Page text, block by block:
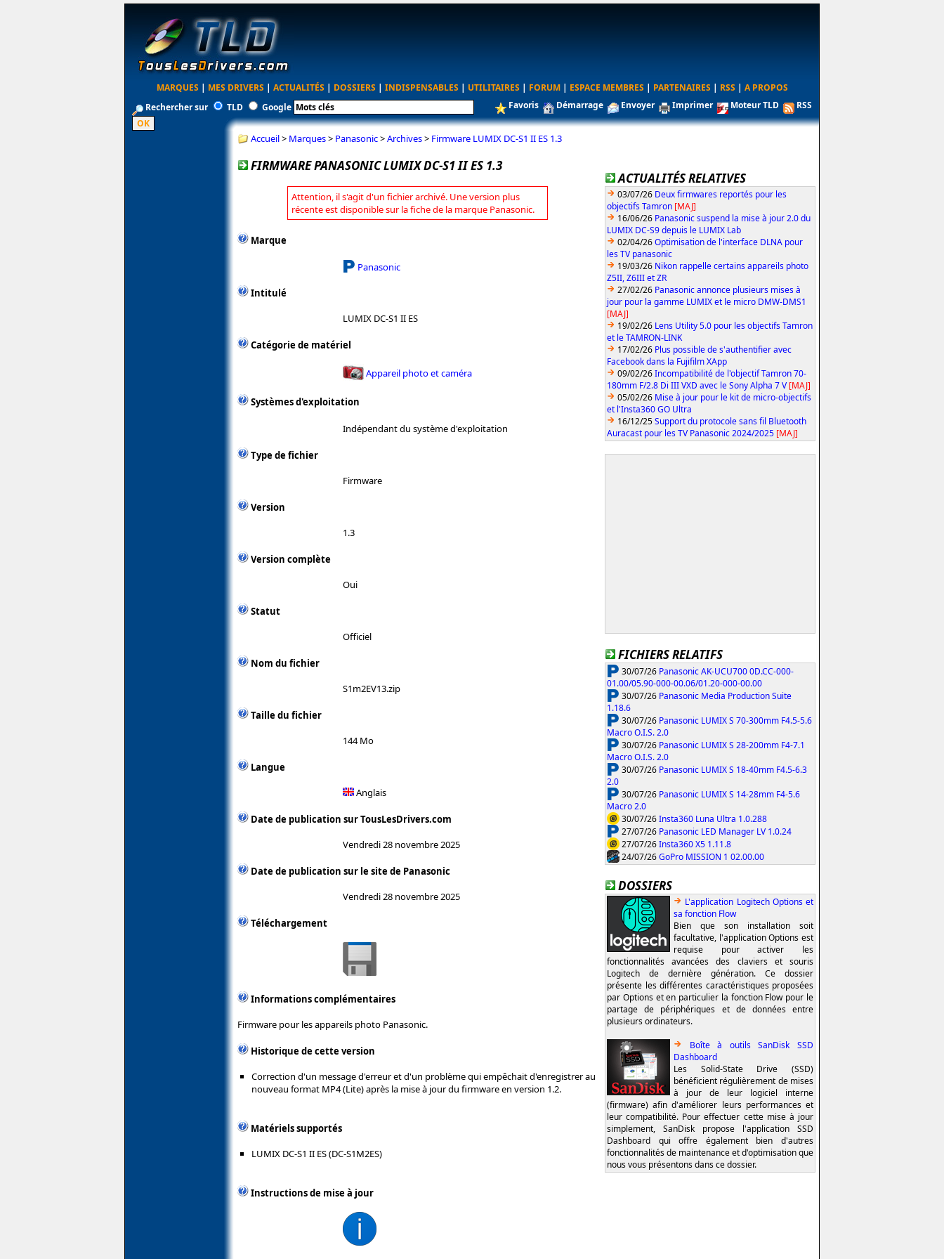
MARQUES | MES DRIVERS | ACTUALITÉS | DOSSIERS | INDISPENSABLES | UTILITAIRES | FORUM | ESPACE MEMBRES | PARTENAIRES | RSS | A PROPOS
Rechercher sur
TLD Google Favoris Démarrage Envoyer Imprimer Moteur TLD RSS
Accueil> Marques> Panasonic>Archives> Firmware LUMIX DC-S1 II ES 1.3
FIRMWARE PANASONIC LUMIX DC-S1 II ES 1.3
Attention, il s'agit d'un fichier archivé. Une version plus
récente est disponible sur la fiche de la marque Panasonic.
Marque
Panasonic
Intitulé
LUMIX DC-S1 II ES
Catégorie de matériel
Appareil photo et caméra
Systèmes d'exploitation
Indépendant du système d'exploitation
Type de fichier
Firmware
Version
1.3
Version complète
Oui
Statut
Officiel
Nom du fichier
S1m2EV13.zip
Taille du fichier
144 Mo
Langue
Anglais
Date de publication sur TousLesDrivers.com
Vendredi 28 novembre 2025
Date de publication sur le site de Panasonic
Vendredi 28 novembre 2025
Téléchargement
Informations complémentaires
Firmware pour les appareils photo Panasonic.
Historique de cette version
Correction d'un message d'erreur et d'un problème qui empêchait d'enregistrer au
nouveau format MP4 (Lite) après la mise à jour du firmware en version 1.2.
Matériels supportés
LUMIX DC-S1 II ES (DC-S1M2ES)
Instructions de mise à jour
ACTUALITÉS RELATIVES
03/07/26 Deux firmwares reportés pour les
objectifs Tamron [MAJ]
16/06/26 Panasonic suspend la mise à jour 2.0 du
LUMIX DC-S9 depuis le LUMIX Lab
02/04/26Optimisation de l'interface DLNA pour
les TV panasonic
19/03/26 Nikon rappelle certains appareils photo
Z5II, Z6III et ZR
27/02/26 Panasonic annonce plusieurs mises à
jour pour la gamme LUMIX et le micro DMW-DMS1
[MAJ]
19/02/26 Lens Utility 5.0 pour les objectifs Tamron
et le TAMRON-LINK
17/02/26 Plus possible de s'authentifier avec
Facebook dans la Fujifilm XApp
09/02/26Incompatibilité de l'objectif Tamron 70-
180mm F/2.8 Di III VXD avec le Sony Alpha 7 V [MAJ]
05/02/26 Mise à jour pour le kit de micro-objectifs
et l'Insta360 GO Ultra
16/12/25Support du protocole sans fil Bluetooth
Auracast pour les TV Panasonic 2024/2025 [MAJ]
FICHIERS RELATIFS
30/07/26 Panasonic AK-UCU700 0D.CC-000-
01.00/05.90-000-00.06/01.20-000-00.00
30/07/26 Panasonic Media Production Suite
1.18.6
30/07/26 Panasonic LUMIX S 70-300mm F4.5-5.6
Macro O.I.S. 2.0
30/07/26 Panasonic LUMIX S 28-200mm F4-7.1
Macro O.I.S. 2.0
30/07/26 Panasonic LUMIX S 18-40mm F4.5-6.3
2.0
30/07/26 Panasonic LUMIX S 14-28mm F4-5.6
Macro 2.0
30/07/26Insta360 Luna Ultra 1.0.288
27/07/26 Panasonic LED Manager LV 1.0.24
27/07/26Insta360 X5 1.11.8
24/07/26GoPro MISSION 1 02.00.00
DOSSIERS
L'application Logitech Options et
sa fonction Flow
Bien que son installation soit
facultative, l'application Options est
requise pour activer les
fonctionnalités avancées des claviers et souris
Logitech de dernière génération. Ce dossier
présente les différentes caractéristiques proposées
par Options et en particulier la fonction Flow pour le
partage de périphériques et de données entre
plusieurs ordinateurs.
Boîte à outils SanDisk SSD
Dashboard
Les Solid-State Drive (SSD)
bénéficient régulièrement de mises
à jour de leur logiciel interne
(firmware) afin d'améliorer leurs performances et
leur compatibilité. Pour effectuer cette mise à jour
simplement, SanDisk propose l'application SSD
Dashboard qui offre également bien d'autres
fonctionnalités de maintenance et d'optimisation que
nous vous présentons dans ce dossier.